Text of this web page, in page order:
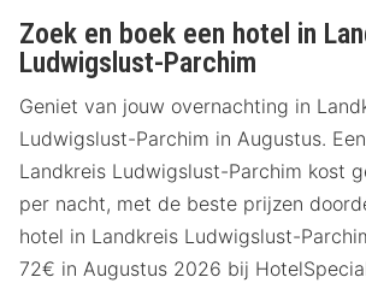
Zoek en boek een hotel in
Ludwigslust-Parchim
Geniet van jouw overnachting in
Ludwigslust-Parchim in Augustus.
Landkreis Ludwigslust-Parchim kost
per nacht, met de beste prijzen
hotel in Landkreis Ludwigslust-
72€ in Augustus 2026 bij